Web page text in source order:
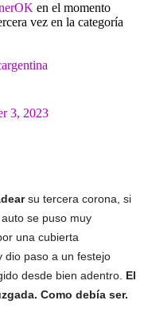
en el momento
vez en la categoría
3, 2023
su tercera corona, si
se puso muy
una cubierta
dio paso a un festejo
desde bien adentro. El
Como debía ser.